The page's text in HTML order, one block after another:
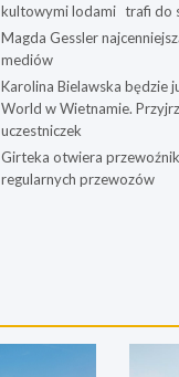
kultowymi lodami trafi do
Magda Gessler
mediów
Karolina Bielawska będzie
World w Wietnamie.
uczestniczek
Girteka otwiera
regularnych przewozów